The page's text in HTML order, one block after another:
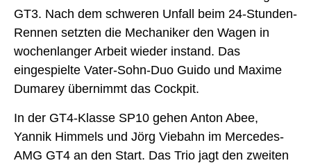
GT3. Nach dem schweren Unfall beim 24-Stunden-
Rennen setzten die Mechaniker den Wagen in
wochenlanger Arbeit wieder instand. Das
eingespielte Vater-Sohn-Duo Guido und Maxime
Dumarey übernimmt das Cockpit.
In der GT4-Klasse SP10 gehen Anton Abee,
Yannik Himmels und Jörg Viebahn im Mercedes-
AMG GT4 an den Start. Das Trio jagt den zweiten